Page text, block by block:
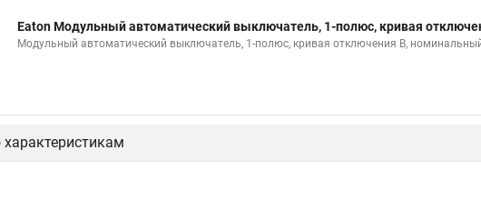
Eaton Модульный автоматический выключатель, 1-полюс, кривая
Модульный автоматический выключатель, 1-полюс, кривая отключения B,